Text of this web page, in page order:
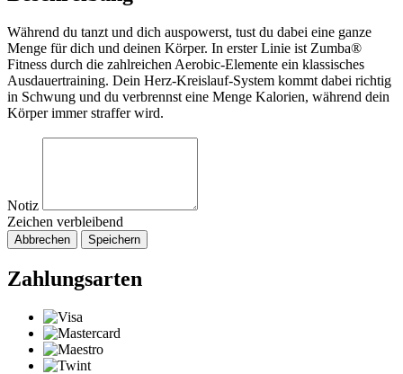
Während du tanzt und dich auspowerst, tust du dabei eine ganze
Menge für dich und deinen Körper. In erster Linie ist Zumba®
Fitness durch die zahlreichen Aerobic-Elemente ein klassisches
Ausdauertraining. Dein Herz-Kreislauf-System kommt dabei richtig
in Schwung und du verbrennst eine Menge Kalorien, während dein
Körper immer straffer wird.
Notiz
Zeichen verbleibend
Abbrechen Speichern
Zahlungsarten